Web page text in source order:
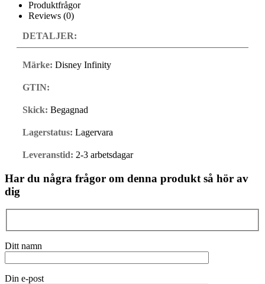
Produktfrågor
Reviews (0)
DETALJER:
Märke: Disney Infinity
GTIN:
Skick: Begagnad
Lagerstatus: Lagervara
Leveranstid: 2-3 arbetsdagar
Har du några frågor om denna produkt så hör av
dig
Ditt namn
Din e-post